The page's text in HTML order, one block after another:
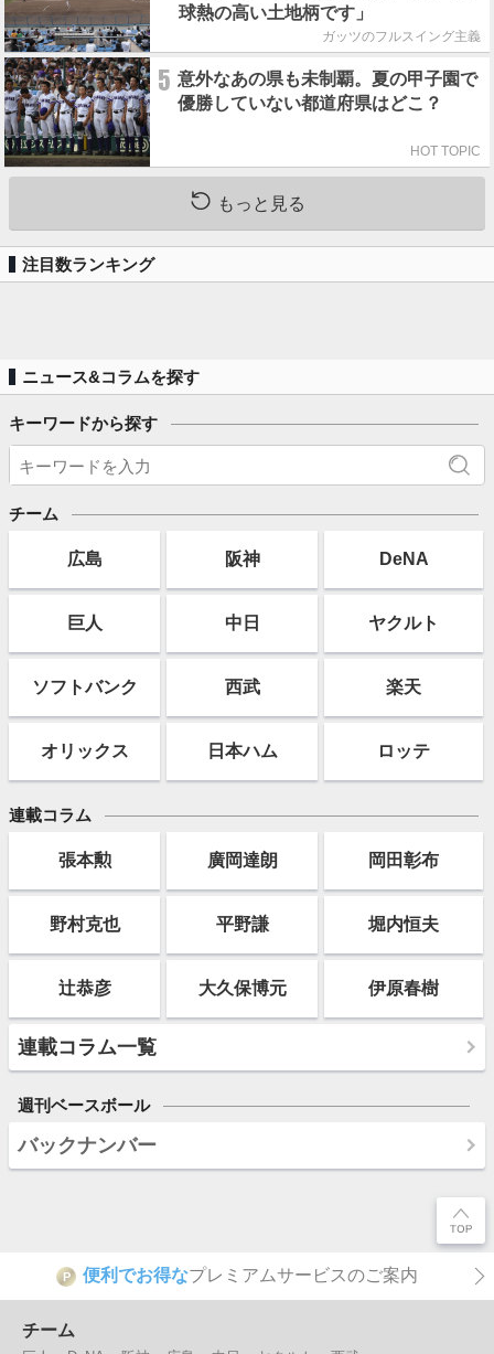
球熱の高い土地柄です」
ガッツのフルスイング主義
5 意外なあの県も未制覇。夏の甲子園で
優勝していない都道府県はどこ？
HOT TOPIC
もっと見る
注目数ランキング
ニュース&コラムを探す
キーワードから探す
チーム
広島 阪神 DeNA
巨人 中日 ヤクルト
ソフトバンク 西武 楽天
オリックス 日本ハム ロッテ
連載コラム
張本勲 廣岡達朗 岡田彰布
野村克也 平野謙 堀内恒夫
辻恭彦 大久保博元 伊原春樹
連載コラム一覧
週刊ベースボール
バックナンバー
P 便利でお得なプレミアムサービスのご案内
チーム